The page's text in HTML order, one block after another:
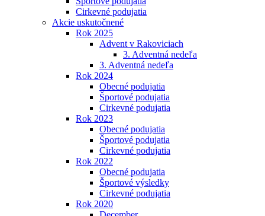
Cirkevné podujatia
Akcie uskutočnené
Rok 2025
Advent v Rakoviciach
3. Adventná nedeľa
3. Adventná nedeľa
Rok 2024
Obecné podujatia
Športové podujatia
Cirkevné podujatia
Rok 2023
Obecné podujatia
Športové podujatia
Cirkevné podujatia
Rok 2022
Obecné podujatia
Športové výsledky
Cirkevné podujatia
Rok 2020